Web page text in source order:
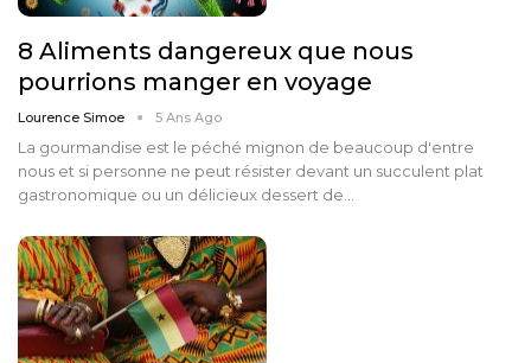
8 Aliments dangereux que nous
pourrions manger en voyage
Lourence Simoe 5 Ans Ago
La gourmandise est le péché mignon de beaucoup d'entre
nous et si personne ne peut résister devant un succulent plat
gastronomique ou un délicieux dessert de…